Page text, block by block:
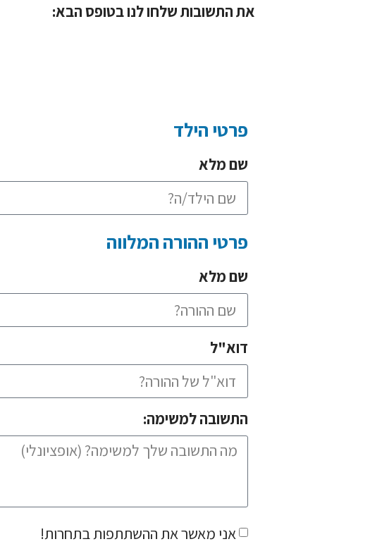
את התשובות שלחו לנו בטופס הבא:
פרטי הילד
שם מלא
פרטי ההורה המלווה
שם מלא
דוא"ל
התשובה למשימה:
אני מאשר את ההשתתפות בתחרות!